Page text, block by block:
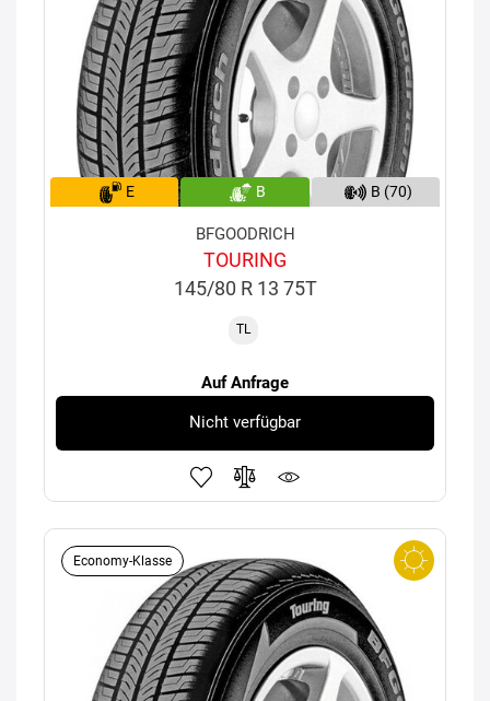
E B B (70)
BFGOODRICH
TOURING
145/80 R 13 75T
TL
Auf Anfrage
Nicht verfügbar
Economy-Klasse